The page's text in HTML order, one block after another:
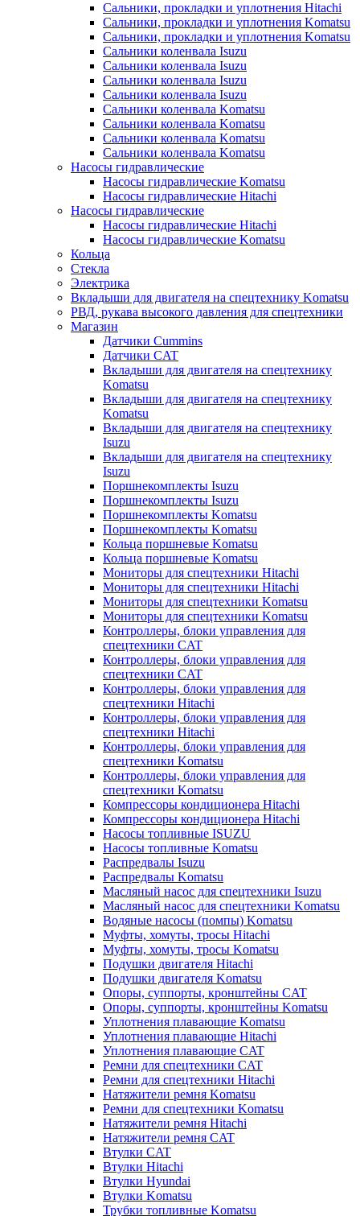
Сальники, прокладки и уплотнения Hitachi
Сальники, прокладки и уплотнения Komatsu
Сальники, прокладки и уплотнения Komatsu
Сальники коленвала Isuzu
Сальники коленвала Isuzu
Сальники коленвала Isuzu
Сальники коленвала Isuzu
Сальники коленвала Komatsu
Сальники коленвала Komatsu
Сальники коленвала Komatsu
Сальники коленвала Komatsu
Насосы гидравлические
Насосы гидравлические Komatsu
Насосы гидравлические Hitachi
Насосы гидравлические
Насосы гидравлические Hitachi
Насосы гидравлические Komatsu
Кольца
Стекла
Электрика
Вкладыши для двигателя на спецтехнику Komatsu
РВД, рукава высокого давления для спецтехники
Магазин
Датчики Cummins
Датчики CAT
Вкладыши для двигателя на спецтехнику
Komatsu
Вкладыши для двигателя на спецтехнику
Komatsu
Вкладыши для двигателя на спецтехнику
Isuzu
Вкладыши для двигателя на спецтехнику
Isuzu
Поршнекомплекты Isuzu
Поршнекомплекты Isuzu
Поршнекомплекты Komatsu
Поршнекомплекты Komatsu
Кольца поршневые Komatsu
Кольца поршневые Komatsu
Мониторы для спецтехники Hitachi
Мониторы для спецтехники Hitachi
Мониторы для спецтехники Komatsu
Мониторы для спецтехники Komatsu
Контроллеры, блоки управления для
спецтехники CAT
Контроллеры, блоки управления для
спецтехники CAT
Контроллеры, блоки управления для
спецтехники Hitachi
Контроллеры, блоки управления для
спецтехники Hitachi
Контроллеры, блоки управления для
спецтехники Komatsu
Контроллеры, блоки управления для
спецтехники Komatsu
Компрессоры кондиционера Hitachi
Компрессоры кондиционера Hitachi
Насосы топливные ISUZU
Насосы топливные Komatsu
Распредвалы Isuzu
Распредвалы Komatsu
Масляный насос для спецтехники Isuzu
Масляный насос для спецтехники Komatsu
Водяные насосы (помпы) Komatsu
Муфты, хомуты, тросы Hitachi
Муфты, хомуты, тросы Komatsu
Подушки двигателя Hitachi
Подушки двигателя Komatsu
Опоры, суппорты, кронштейны CAT
Опоры, суппорты, кронштейны Komatsu
Уплотнения плавающие Komatsu
Уплотнения плавающие Hitachi
Уплотнения плавающие CAT
Ремни для спецтехники CAT
Ремни для спецтехники Hitachi
Натяжители ремня Komatsu
Ремни для спецтехники Komatsu
Натяжители ремня Hitachi
Натяжители ремня CAT
Втулки CAT
Втулки Hitachi
Втулки Hyundai
Втулки Komatsu
Трубки топливные Komatsu